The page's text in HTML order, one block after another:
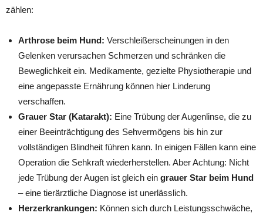
zählen:
Arthrose beim Hund: Verschleißerscheinungen in den
Gelenken verursachen Schmerzen und schränken die
Beweglichkeit ein. Medikamente, gezielte Physiotherapie und
eine angepasste Ernährung können hier Linderung
verschaffen.
Grauer Star (Katarakt): Eine Trübung der Augenlinse, die zu
einer Beeinträchtigung des Sehvermögens bis hin zur
vollständigen Blindheit führen kann. In einigen Fällen kann eine
Operation die Sehkraft wiederherstellen. Aber Achtung: Nicht
jede Trübung der Augen ist gleich ein grauer Star beim Hund
– eine tierärztliche Diagnose ist unerlässlich.
Herzerkrankungen: Können sich durch Leistungsschwäche,